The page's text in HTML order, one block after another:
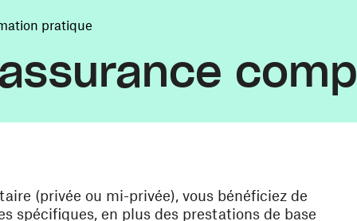
pratique
(privée ou mi-privée), vous bénéficiez de
spécifiques, en plus des prestations de base